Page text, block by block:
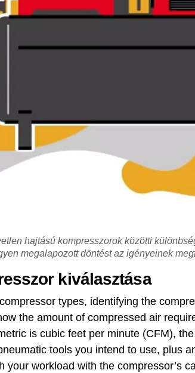
hajtású kompresszorok közötti
megalapozott döntést az igényeinek
kiválasztása
types, identifying the
the amount of compressed air
is cubic feet per minute (CFM),
tools you intend to use, plus
your workload with the compressor’s